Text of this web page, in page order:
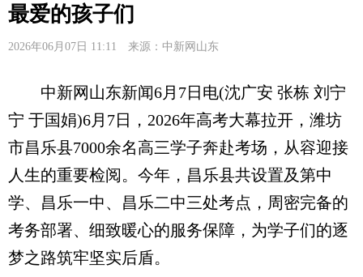
最爱的孩子们
2026年06月07日 11:11 来源：中新网山东
中新网山东新闻6月7日电(沈广安 张栋 刘宁
宁 于国娟)6月7日，2026年高考大幕拉开，潍坊
市昌乐县7000余名高三学子奔赴考场，从容迎接
人生的重要检阅。今年，昌乐县共设置及第中
学、昌乐一中、昌乐二中三处考点，周密完备的
考务部署、细致暖心的服务保障，为学子们的逐
梦之路筑牢坚实后盾。